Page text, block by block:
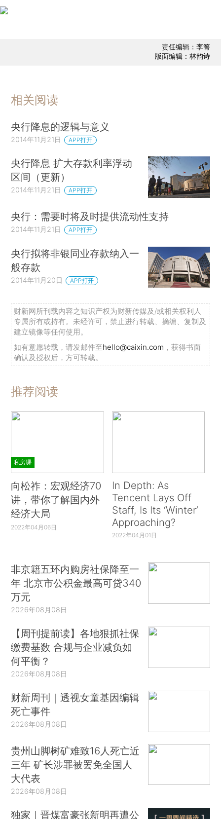
责任编辑：李箐
版面编辑：林韵诗
相关阅读
央行降息的逻辑与意义
2014年11月21日 APP打开
央行降息 扩大存款利率浮动
区间（更新）
2014年11月21日 APP打开
央行：需要时将及时提供流动性支持
2014年11月21日 APP打开
央行拟将非银同业存款纳入一
般存款
2014年11月20日 APP打开
财新网所刊载内容之知识产权为财新传媒及/或相关权利人
专属所有或持有。未经许可，禁止进行转载、摘编、复制及
建立镜像等任何使用。
如有意愿转载，请发邮件至hello@caixin.com ，获得书面
确认及授权后，方可转载。
推荐阅读
私房课
向松祚：宏观经济70
讲，带你了解国内外
经济大局
2022年04月06日
In Depth: As
Tencent Lays Off
Staff, Is Its ‘Winter’
Approaching?
2022年04月01日
非京籍五环内购房社保降至一
年 北京市公积金最高可贷340
万元
2026年08月08日
【周刊提前读】各地狠抓社保
缴费基数 合规与企业减负如
何平衡？
2026年08月08日
财新周刊｜透视女童基因编辑
死亡事件
2026年08月08日
贵州山脚树矿难致16人死亡近
三年 矿长涉罪被罢免全国人
大代表
2026年08月08日
独家｜晋煤富豪张新明再遭公